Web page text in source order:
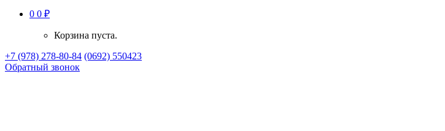
0 0 ₽
Корзина пуста.
+7 (978) 278-80-84 (0692) 550423
Обратный звонок